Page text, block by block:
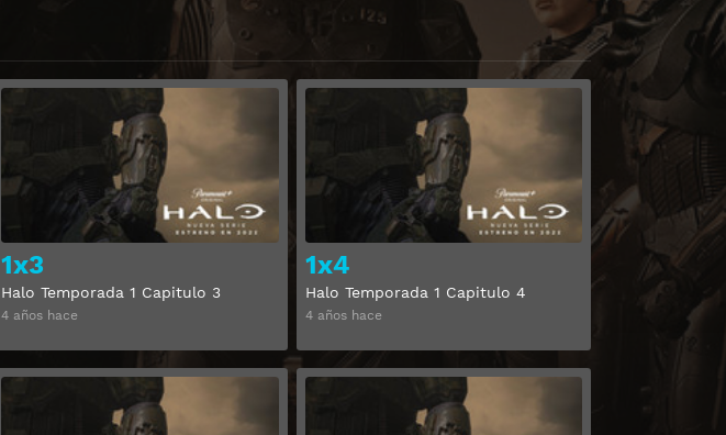
1x3
Halo Temporada 1 Capitulo 3
4 años hace
1x4
Halo Temporada 1 Capitulo 4
4 años hace